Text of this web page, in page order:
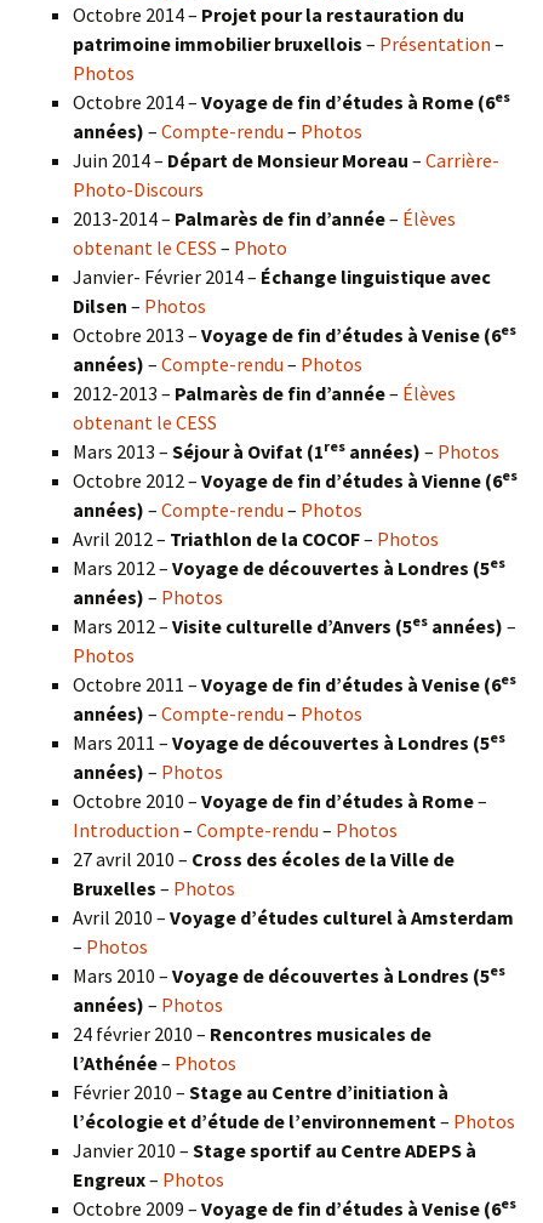
Octobre 2014 – Projet pour la restauration du
patrimoine immobilier bruxellois – Présentation –
Photos
Octobre 2014 – Voyage de fin d’études à Rome (6es
années) – Compte-rendu – Photos
Juin 2014 – Départ de Monsieur Moreau – Carrière-
Photo-Discours
2013-2014 – Palmarès de fin d’année– Élèves
obtenant le CESS – Photo
Janvier- Février 2014 – Échange linguistique avec
Dilsen – Photos
Octobre 2013 – Voyage de fin d’études à Venise (6es
années) – Compte-rendu – Photos
2012-2013 – Palmarès de fin d’année– Élèves
obtenant le CESS
Mars 2013 – Séjour à Ovifat (1res années) – Photos
Octobre 2012 – Voyage de fin d’études à Vienne (6es
années) – Compte-rendu – Photos
Avril 2012 – Triathlon de la COCOF– Photos
Mars 2012 – Voyage de découvertes à Londres (5es
années) – Photos
Mars 2012 – Visite culturelle d’Anvers (5es années) –
Photos
Octobre 2011 – Voyage de fin d’études à Venise (6es
années) – Compte-rendu – Photos
Mars 2011 – Voyage de découvertes à Londres (5es
années) – Photos
Octobre 2010 – Voyage de fin d’études à Rome–
Introduction – Compte-rendu – Photos
27 avril 2010 – Cross des écoles de la Ville de
Bruxelles – Photos
Avril 2010 – Voyage d’études culturel à Amsterdam
– Photos
Mars 2010 – Voyage de découvertes à Londres (5es
années) – Photos
24 février 2010 – Rencontres musicales de
l’Athénée– Photos
Février 2010 – Stage au Centre d’initiation à
l’écologie et d’étude de l’environnement– Photos
Janvier 2010 – Stage sportif au Centre ADEPS à
Engreux– Photos
Octobre 2009 – Voyage de fin d’études à Venise (6es